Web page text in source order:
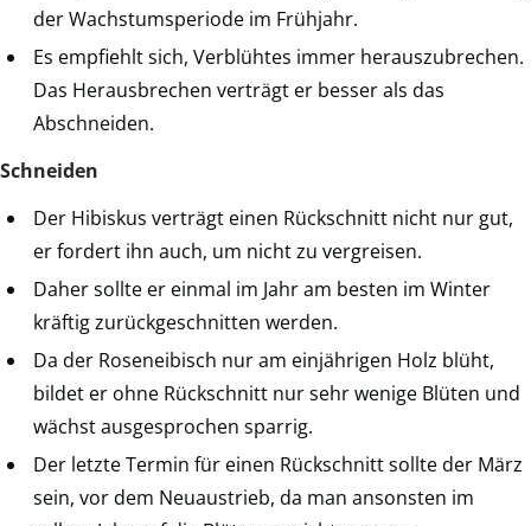
der Wachstumsperiode im Frühjahr.
Es empfiehlt sich, Verblühtes immer herauszubrechen.
Das Herausbrechen verträgt er besser als das
Abschneiden.
Schneiden
Der Hibiskus verträgt einen Rückschnitt nicht nur gut,
er fordert ihn auch, um nicht zu vergreisen.
Daher sollte er einmal im Jahr am besten im Winter
kräftig zurückgeschnitten werden.
Da der Roseneibisch nur am einjährigen Holz blüht,
bildet er ohne Rückschnitt nur sehr wenige Blüten und
wächst ausgesprochen sparrig.
Der letzte Termin für einen Rückschnitt sollte der März
sein, vor dem Neuaustrieb, da man ansonsten im